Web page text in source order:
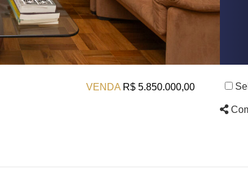
VENDA R$ 5.850.000,00